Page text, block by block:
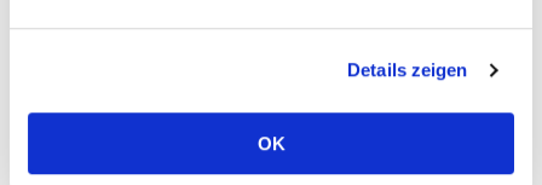
Details zeigen
OK